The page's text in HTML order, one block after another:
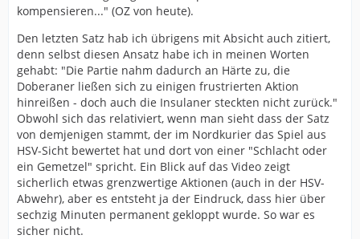
kompensieren..." (OZ von heute).
Den letzten Satz hab ich übrigens mit Absicht auch zitiert,
denn selbst diesen Ansatz habe ich in meinen Worten
gehabt: "Die Partie nahm dadurch an Härte zu, die
Doberaner ließen sich zu einigen frustrierten Aktion
hinreißen - doch auch die Insulaner steckten nicht zurück."
Obwohl sich das relativiert, wenn man sieht dass der Satz
von demjenigen stammt, der im Nordkurier das Spiel aus
HSV-Sicht bewertet hat und dort von einer "Schlacht oder
ein Gemetzel" spricht. Ein Blick auf das Video zeigt
sicherlich etwas grenzwertige Aktionen (auch in der HSV-
Abwehr), aber es entsteht ja der Eindruck, dass hier über
sechzig Minuten permanent gekloppt wurde. So war es
sicher nicht.